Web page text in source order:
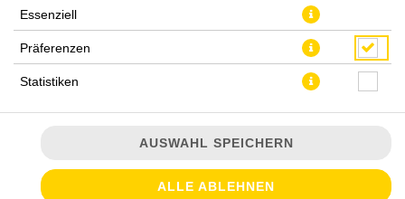
Essenziell
Präferenzen
Statistiken
AUSWAHL SPEICHERN
ALLE ABLEHNEN